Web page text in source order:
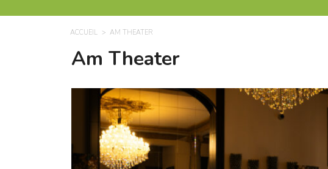
ACCUEIL AM THEATER
Am Theater